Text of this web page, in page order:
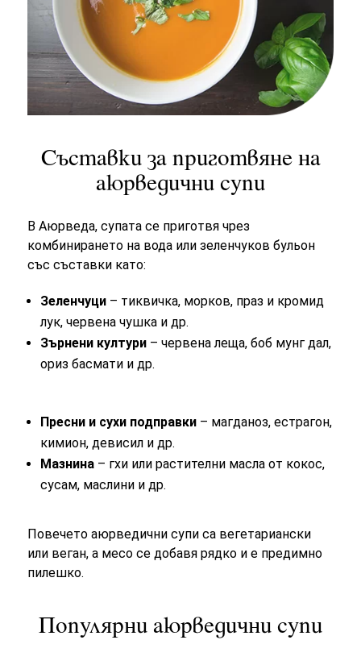
Съставки за приготвяне на
аюрведични супи
В Аюрведа, супата се приготвя чрез
комбинирането на вода или зеленчуков бульон
със съставки като:
Зеленчуци – тиквичка, морков, праз и кромид
лук, червена чушка и др.
Зърнени култури – червена леща, боб мунг дал,
ориз басмати и др.
Пресни и сухи подправки – магданоз, естрагон,
кимион, девисил и др.
Мазнина – гхи или растителни масла от кокос,
сусам, маслини и др.
Повечето аюрведични супи са вегетариански
или веган, а месо се добавя рядко и е предимно
пилешко.
Популярни аюрведични супи